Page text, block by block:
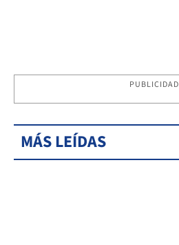
PUBLICIDAD
MÁS LEÍDAS